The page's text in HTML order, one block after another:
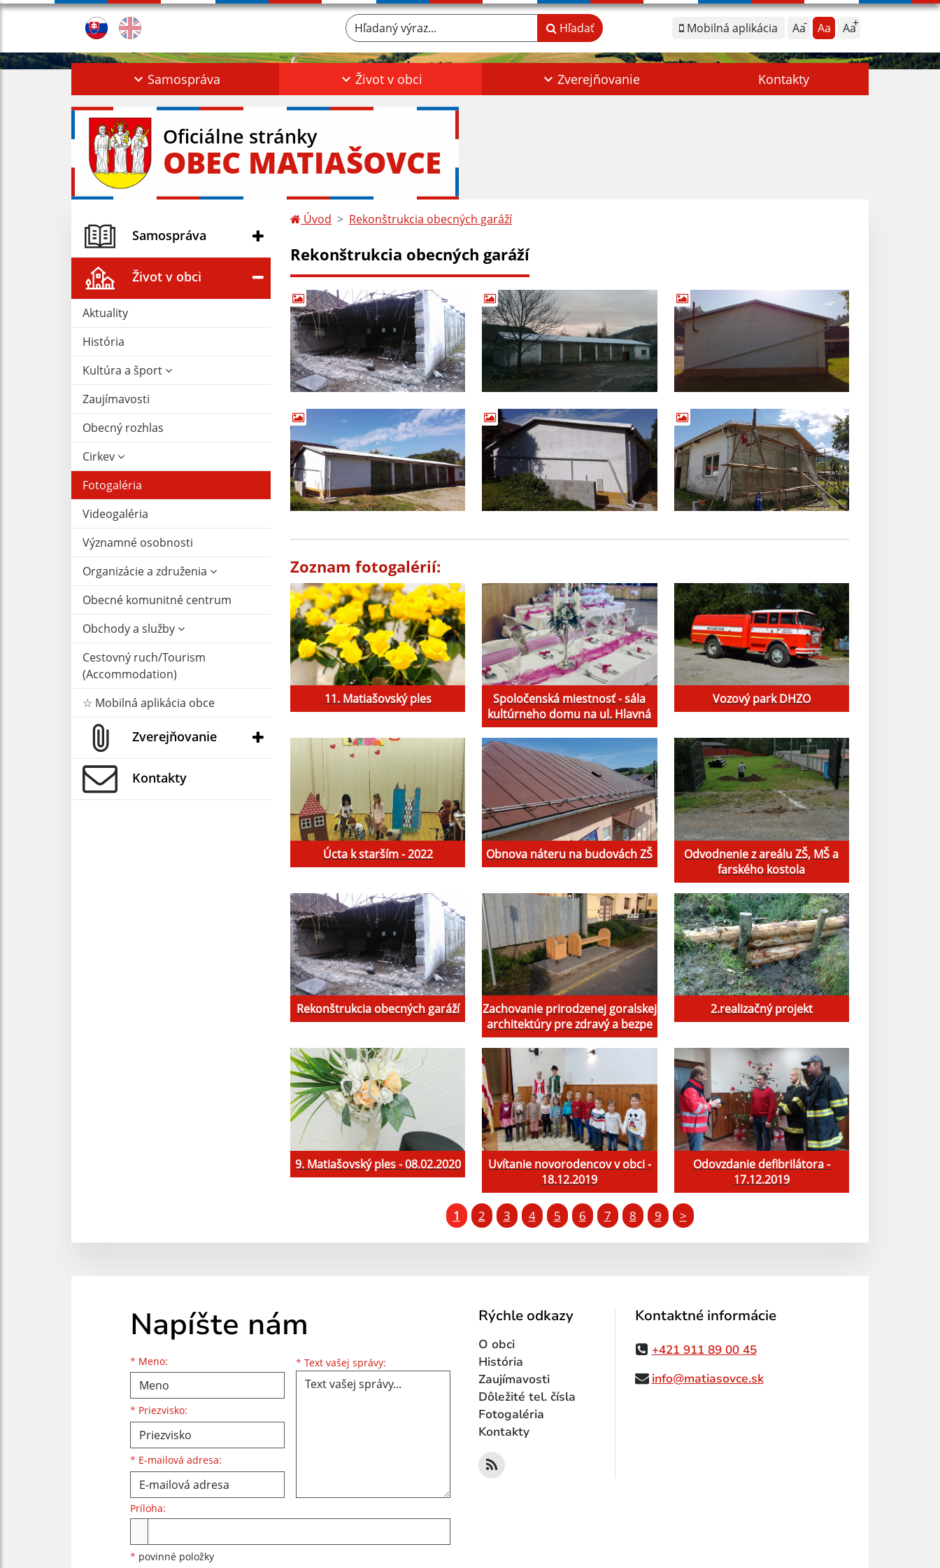
Mobilná aplikácia Aa Aa Aa
Hľadaný výraz... Hľadať
Samospráva Život v obci Zverejňovanie Kontakty
Oficiálne stránky
OBEC MATIAŠOVCE
Samospráva
Život v obci
Aktuality
História
Kultúra a šport
Zaujímavosti
Obecný rozhlas
Cirkev
Fotogaléria
Videogaléria
Významné osobnosti
Organizácie a združenia
Obecné komunitné centrum
Obchody a služby
Cestovný ruch/Tourism
(Accommodation)
☆ Mobilná aplikácia obce
Zverejňovanie
Kontakty
Úvod Rekonštrukcia obecných garáží
Rekonštrukcia obecných garáží
Zoznam fotogalérií:
11. Matiašovský ples
Spoločenská miestnosť - sála
kultúrneho domu na ul. Hlavná
Vozový park DHZO
Úcta k starším - 2022 Obnova náteru na budovách ZŠ
Odvodnenie z areálu ZŠ, MŠ a
farského kostola
Rekonštrukcia obecných garáží
Zachovanie prirodzenej goralskej
architektúry pre zdravý a bezpe
2.realizačný projekt
9. Matiašovský ples - 08.02.2020
Uvítanie novorodencov v obci -
18.12.2019
Odovzdanie defibrilátora -
17.12.2019
1 2 3 4 5 6 7 8 9 >
Napíšte nám
* Meno:
Meno
* Priezvisko:
Priezvisko
* E-mailová adresa:
E-mailová adresa * Text vašej správy: Text vašej správy...
Príloha:
* povinné položky
Rýchle odkazy
O obci
História
Zaujímavosti
Dôležité tel. čísla
Fotogaléria
Kontakty
Kontaktné informácie
+421 911 89 00 45
info@matiasovce.sk